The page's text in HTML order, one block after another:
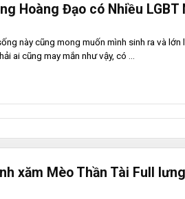
Hoàng Đạo có Nhiều LGBT
này cũng mong muốn mình sinh ra và lớn
ai cũng may mắn như vậy, có ...
xăm Mèo Thần Tài Full